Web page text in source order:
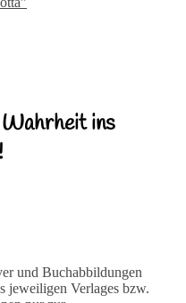
ins
und Buchabbildungen
jeweiligen Verlages bzw.